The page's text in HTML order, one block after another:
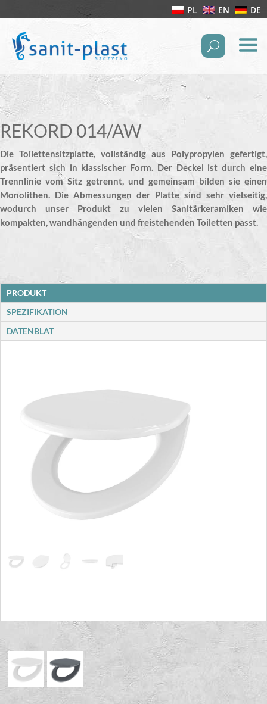
PL EN DE
REKORD 014/AW
Die Toilettensitzplatte, vollständig aus Polypropylen gefertigt,
präsentiert sich in klassischer Form. Der Deckel ist durch eine
Trennlinie vom Sitz getrennt, und gemeinsam bilden sie einen
Monolithen. Die Abmessungen der Platte sind sehr vielseitig,
wodurch unser Produkt zu vielen Sanitärkeramiken wie
kompakten, wandhängenden und freistehenden Toiletten passt.
PRODUKT
SPEZIFIKATION
DATENBLAT